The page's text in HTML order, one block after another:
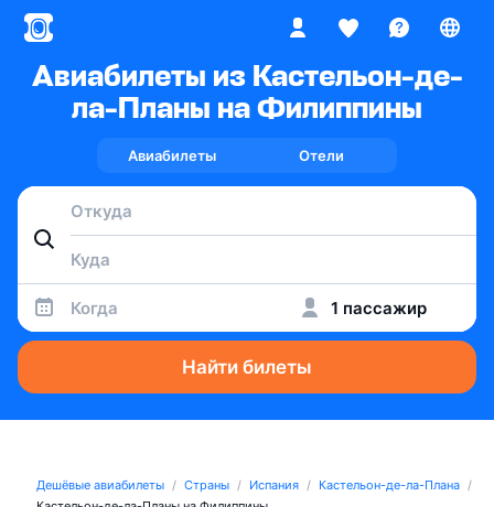
Авиабилеты из Кастельон-де-
ла-Планы на Филиппины
Авиабилеты Отели
Когда 1 пассажир
Найти билеты
Дешёвые авиабилеты Страны Испания
Кастельон-де-ла-Плана